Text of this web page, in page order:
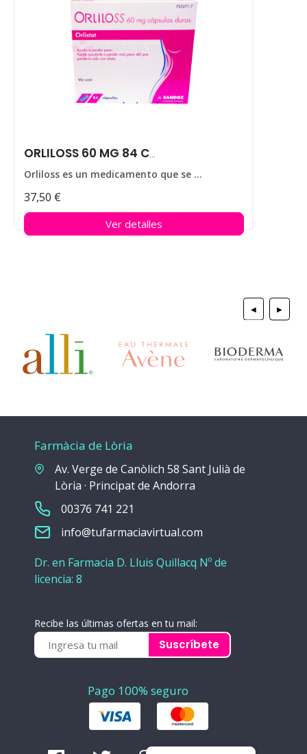
ORLILOSS 60 MG 84 CAPS
Orliloss es un medicamento que se utiliza para ayudar a perder peso en personas que padecen obesidad.
37,50 €
Ver detalles
◀ ▶
Farmàcia de Lòria
Av. Verge de Canòlich 58 Sant Julià de
Lòria · Principat de Andorra
00376 741 221
info@tufarmaciavirtual.com
Dr. en Farmacia D. Lluis Quillacq Nº de
licencia: 8
Recibe las últimas ofertas en tu mail:
Suscríbete
Pago 100% seguro